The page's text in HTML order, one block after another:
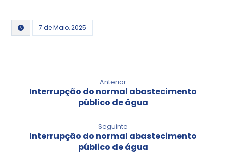
7 de Maio, 2025
Anterior
Interrupção do normal abastecimento
público de água
Seguinte
Interrupção do normal abastecimento
público de água